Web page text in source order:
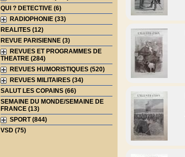
QUI ? DETECTIVE (6)
RADIOPHONIE (33)
REALITES (12)
REVUE PARISIENNE (3)
REVUES ET PROGRAMMES DE
THEATRE (284)
REVUES HUMORISTIQUES (520)
REVUES MILITAIRES (34)
SALUT LES COPAINS (66)
SEMAINE DU MONDE/SEMAINE DE
FRANCE (13)
SPORT (844)
VSD (75)